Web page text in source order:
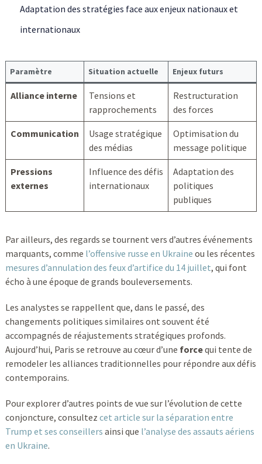
Adaptation des stratégies face aux enjeux nationaux et
internationaux
Paramètre Situation actuelle Enjeux futurs
Alliance interne
Tensions et
rapprochements
Restructuration
des forces
Communication
Usage stratégique
des médias
Optimisation du
message politique
Pressions
externes
Influence des défis
internationaux
Adaptation des
politiques
publiques
Par ailleurs, des regards se tournent vers d’autres événements
marquants, comme l’offensive russe en Ukraine ou les récentes
mesures d’annulation des feux d’artifice du 14 juillet, qui font
écho à une époque de grands bouleversements.
Les analystes se rappellent que, dans le passé, des
changements politiques similaires ont souvent été
accompagnés de réajustements stratégiques profonds.
Aujourd’hui, Paris se retrouve au cœur d’une forcequi tente de
remodeler les alliances traditionnelles pour répondre aux défis
contemporains.
Pour explorer d’autres points de vue sur l’évolution de cette
conjoncture, consultez cet article sur la séparation entre
Trump et ses conseillers ainsi que l’analyse des assauts aériens
en Ukraine.